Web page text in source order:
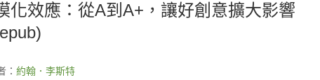
化效應：從A到A+，讓好創意擴大影響
： 約翰．李斯特